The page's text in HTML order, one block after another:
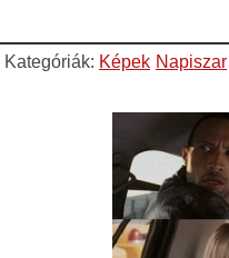
Kategóriák: Képek Napiszar